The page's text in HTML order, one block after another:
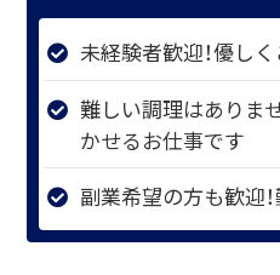
未経験者歓迎！優し
難しい調理はありま
かせるお仕事です
副業希望の方も歓迎